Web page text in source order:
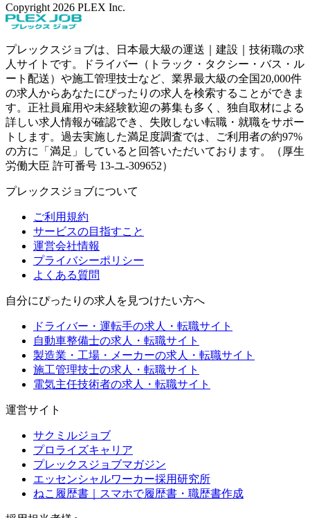
Copyright 2026 PLEX Inc.
プレックスジョブは、日本最大級の運送｜建設｜技術職の求
人サイトです。ドライバー（トラック・タクシー・バス・ル
ート配送）や施工管理技士など、業界最大級の全国20,000件
の求人からあなたにぴったりの求人を検索することができま
す。正社員雇用や未経験歓迎の募集も多く、独自取材による
詳しい求人情報が確認でき、失敗しない転職・就職をサポー
トします。過去実施した満足度調査では、ご利用者の約97%
の方に「満足」していると回答いただいております。（厚生
労働大臣 許可番号 13-ユ-309652）
プレックスジョブについて
ご利用規約
サービスの目指すこと
運営会社情報
プライバシーポリシー
よくある質問
自分にぴったりの求人を見つけたい方へ
ドライバー・運転手の求人・転職サイト
自動車整備士の求人・転職サイト
製造業・工場・メーカーの求人・転職サイト
施工管理技士の求人・転職サイト
電気主任技術者の求人・転職サイト
運営サイト
サクミルジョブ
プロライズキャリア
プレックスジョブマガジン
エッセンシャルワーカー採用研究所
ねこ履歴書｜スマホで履歴書・職歴書作成